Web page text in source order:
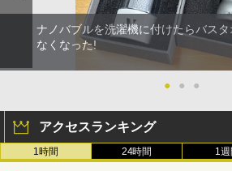
ナノバブルを洗濯機に付けたらバス
なくなった!
● ● ●
アクセスランキング
1時間 24時間 1週